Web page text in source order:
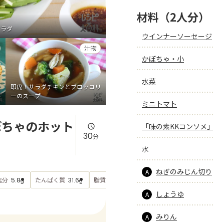
ダ
即席！サラダチキンとブロッコリ
ーのスープ
汁物
ゃのホット
30分
分 5.8g たんぱく質 31.6g 脂質 もっと見る
材料（2人分）
ウインナーソーセージ
かぼちゃ・小
水菜
ミニトマト
「味の素KKコンソメ
水
A ねぎのみじん切り
A しょうゆ
A みりん